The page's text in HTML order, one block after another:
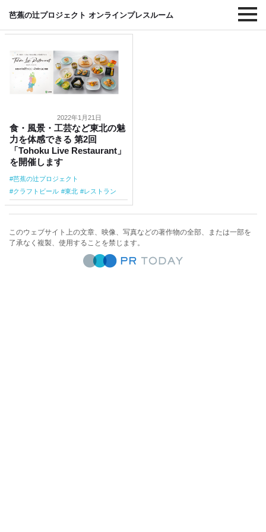
芭蕉の辻プロジェクト オンラインプレスルーム
#レストラン
2022年1月21日
食・風景・工芸など東北の魅
力を体感できる 第2回
「Tohoku Live Restaurant」
を開催します
芭蕉の辻プロジェクト
クラフトビール
東北 レストラン
このウェブサイト上の文章、映像、写真などの著作物の全部、または一部を
了承なく複製、使用することを禁じます。